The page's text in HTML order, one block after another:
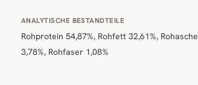
ANALYTISCHE BESTANDTEILE
Rohprotein 54,87%, Rohfett 32,61%, Rohasche
3,78%, Rohfaser 1,08%